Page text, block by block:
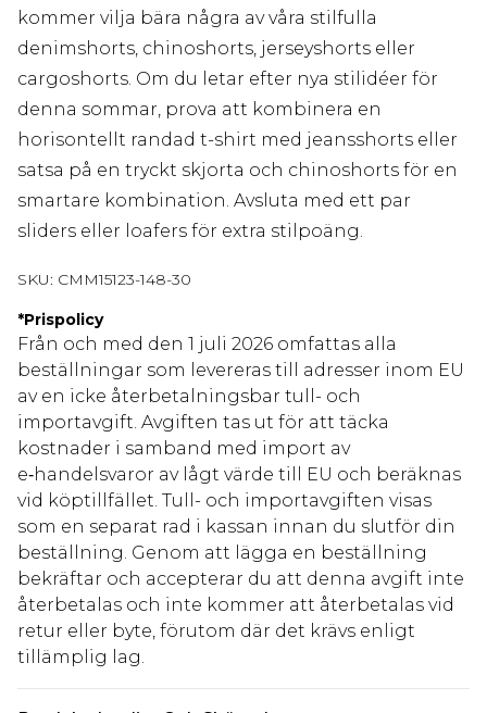
kommer vilja bära några av våra stilfulla
denimshorts, chinoshorts, jerseyshorts eller
cargoshorts. Om du letar efter nya stilidéer för
denna sommar, prova att kombinera en
horisontellt randad t-shirt med jeansshorts eller
satsa på en tryckt skjorta och chinoshorts för en
smartare kombination. Avsluta med ett par
sliders eller loafers för extra stilpoäng.
SKU: CMM15123-148-30
*Prispolicy
Från och med den 1 juli 2026 omfattas alla
beställningar som levereras till adresser inom EU
av en icke återbetalningsbar tull- och
importavgift. Avgiften tas ut för att täcka
kostnader i samband med import av
e‑handelsvaror av lågt värde till EU och beräknas
vid köptillfället. Tull- och importavgiften visas
som en separat rad i kassan innan du slutför din
beställning. Genom att lägga en beställning
bekräftar och accepterar du att denna avgift inte
återbetalas och inte kommer att återbetalas vid
retur eller byte, förutom där det krävs enligt
tillämplig lag.